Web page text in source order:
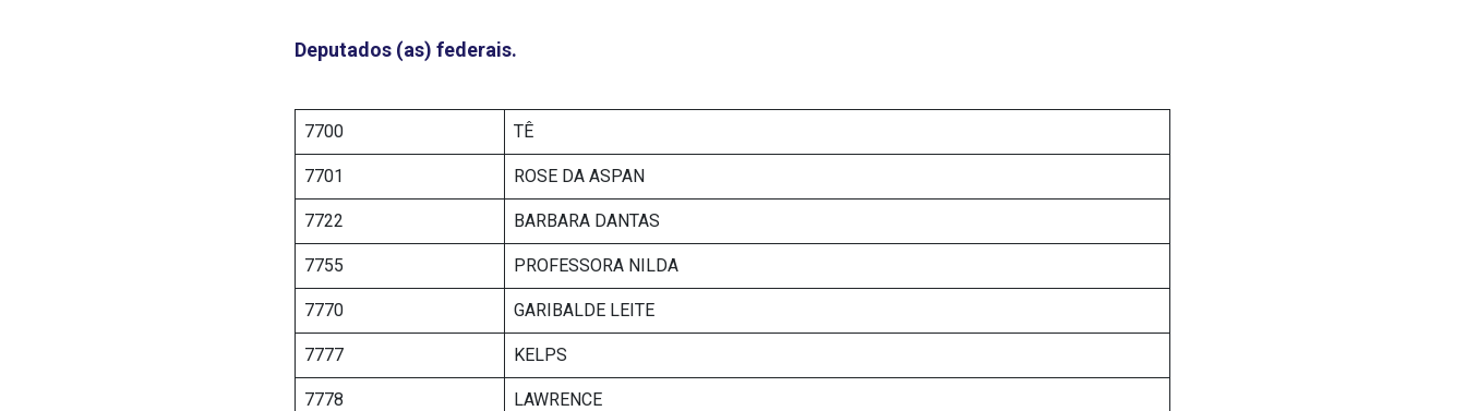
Deputados (as) federais.
7700 TÊ
7701 ROSE DA ASPAN
7722 BARBARA DANTAS
7755 PROFESSORA NILDA
7770 GARIBALDE LEITE
7777 KELPS
7778 LAWRENCE